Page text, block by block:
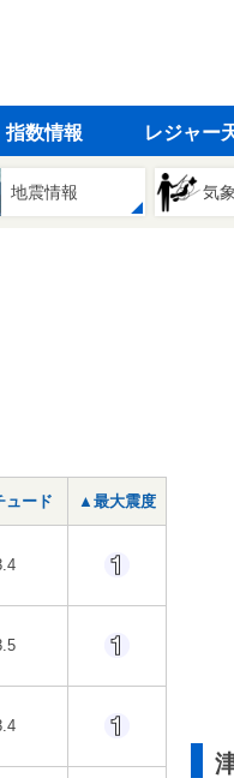
指数情報 レジャー
地震情報 気
ュード ▲最大震度